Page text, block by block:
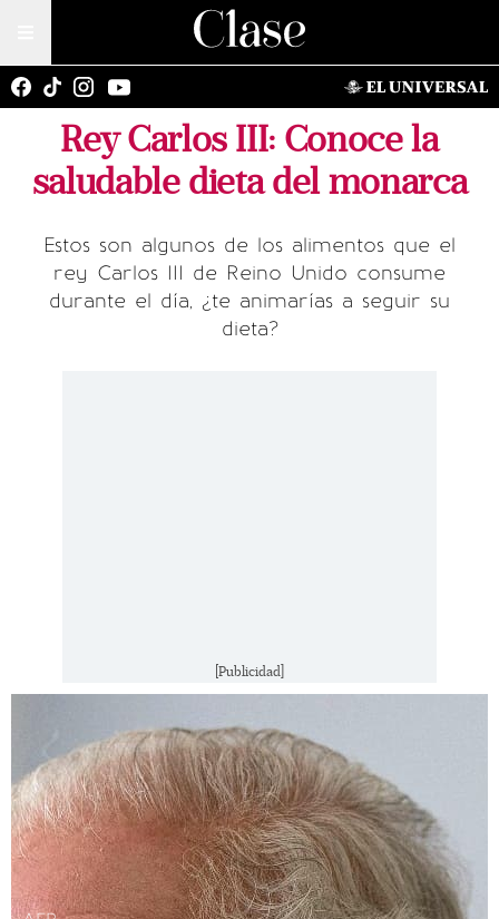
Rey Carlos III: Conoce la
saludable dieta del monarca
Estos son algunos de los alimentos que el
rey Carlos III de Reino Unido consume
durante el día, ¿te animarías a seguir su
dieta?
[Publicidad]